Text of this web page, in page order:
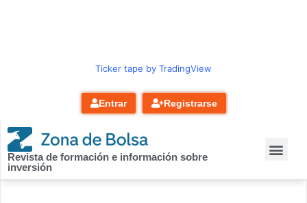
Ticker tape by TradingView
Entrar Registrarse
Revista de formación e información sobre
inversión